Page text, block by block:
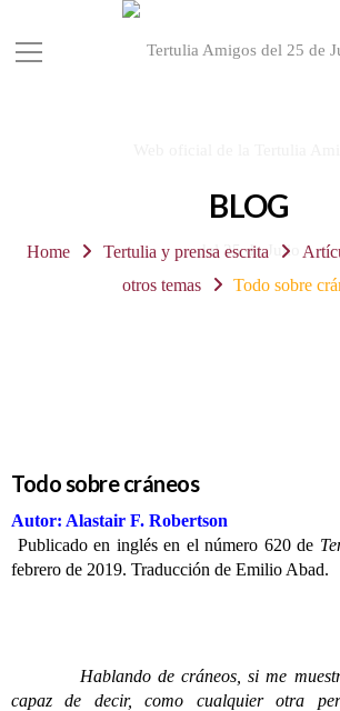
BLOG
Home Tertulia y prensa escrita
otros temas
Todo sobre
Todo sobre cráneos
Autor: Alastair F. Robertson
Publicado en inglés en el número 620 de
febrero de 2019. Traducción de Emilio Abad.
Hablando de cráneos, si me
capaz de decir, como cualquier otra